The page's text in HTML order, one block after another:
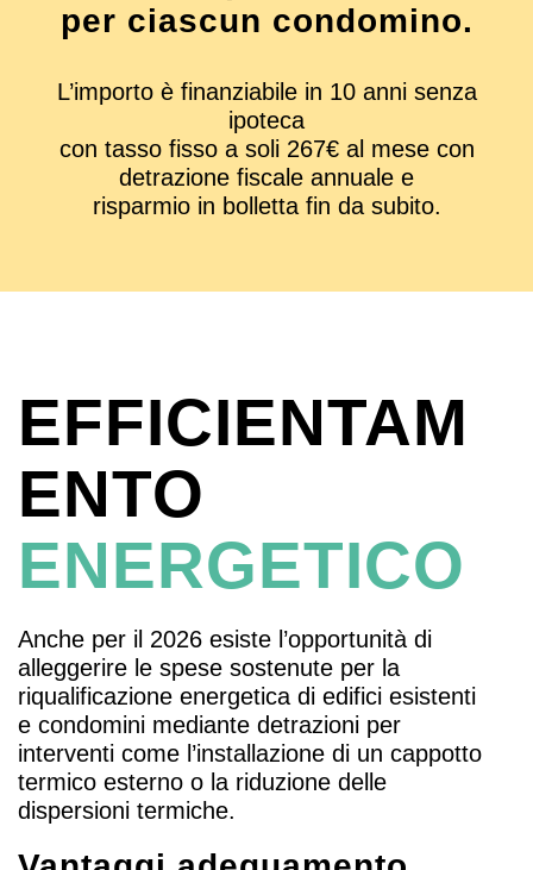
per ciascun condomino.
L’importo è finanziabile in 10 anni senza
ipoteca
con tasso fisso a soli 267€ al mese con
detrazione fiscale annuale e
risparmio in bolletta fin da subito.
EFFICIENTAM
ENTO
ENERGETICO
Anche per il 2026 esiste l’opportunità di
alleggerire le spese sostenute per la
riqualificazione energetica di edifici esistenti
e condomini mediante detrazioni per
interventi come l’installazione di un cappotto
termico esterno o la riduzione delle
dispersioni termiche.